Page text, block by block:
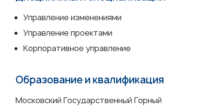
Управление изменениями
Управление проектами
Корпоративное управление
Образование и квалификация
Московский Государственный Горный